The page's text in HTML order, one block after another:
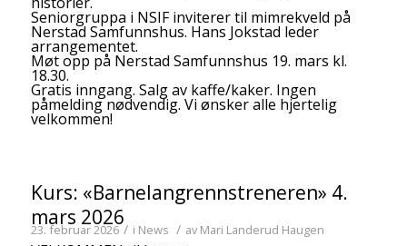
Seniorgruppa i NSIF inviterer til mimrekveld på
Nerstad Samfunnshus. Hans Jokstad leder
arrangementet.
Møt opp på Nerstad Samfunnshus 19. mars kl.
18.30.
Gratis inngang. Salg av kaffe/kaker. Ingen
påmelding nødvendig. Vi ønsker alle hjertelig
velkommen!
Kurs: «Barnelangrennstreneren» 4.
mars 2026
23. februar 2026 / i News / avMari Landerud Haugen